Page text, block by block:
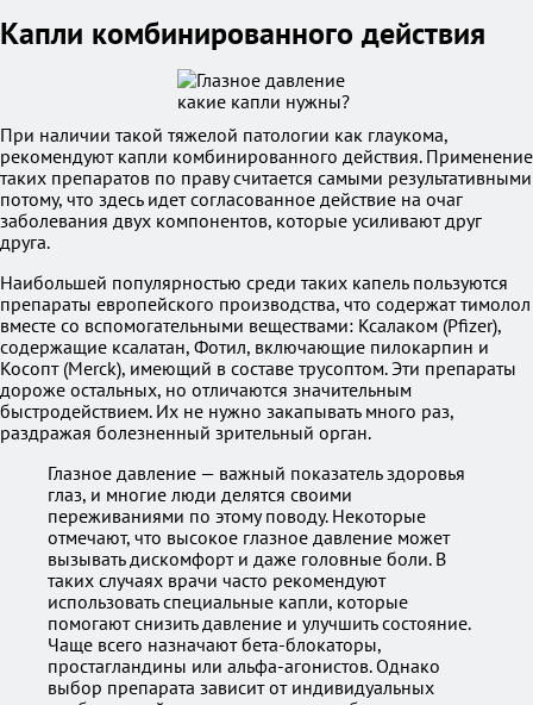
Капли комбинированного действия
При наличии такой тяжелой патологии как глаукома,
рекомендуют капли комбинированного действия. Применение
таких препаратов по праву считается самыми результативными
потому, что здесь идет согласованное действие на очаг
заболевания двух компонентов, которые усиливают друг
друга.
Наибольшей популярностью среди таких капель пользуются
препараты европейского производства, что содержат тимолол
вместе со вспомогательными веществами: Ксалаком (Pfizer),
содержащие ксалатан, Фотил, включающие пилокарпин и
Косопт (Merck), имеющий в составе трусоптом. Эти препараты
дороже остальных, но отличаются значительным
быстродействием. Их не нужно закапывать много раз,
раздражая болезненный зрительный орган.
Глазное давление — важный показатель здоровья
глаз, и многие люди делятся своими
переживаниями по этому поводу. Некоторые
отмечают, что высокое глазное давление может
вызывать дискомфорт и даже головные боли. В
таких случаях врачи часто рекомендуют
использовать специальные капли, которые
помогают снизить давление и улучшить состояние.
Чаще всего назначают бета-блокаторы,
простагландины или альфа-агонистов. Однако
выбор препарата зависит от индивидуальных